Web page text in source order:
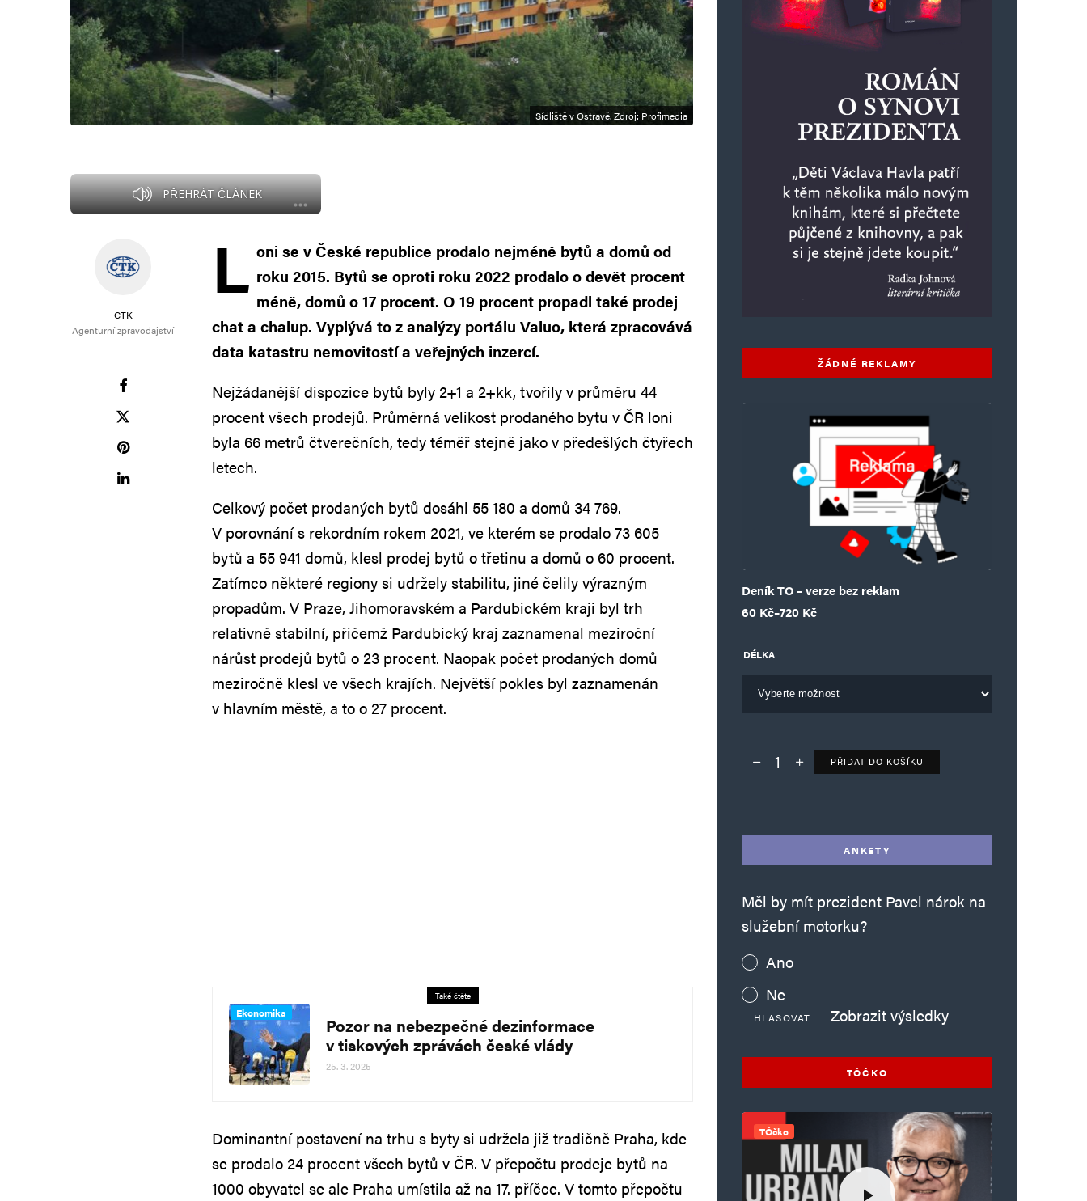
Sídliště v Ostravě. Zdroj: Profimedia
PŘEHRÁT ČLÁNEK
ČTK
Agenturní zpravodajství
L oni se v České republice prodalo nejméně bytů a domů od
roku 2015. Bytů se oproti roku 2022 prodalo o devět procent
méně, domů o 17 procent. O 19 procent propadl také prodej
chat a chalup. Vyplývá to z analýzy portálu Valuo, která zpracovává
data katastru nemovitostí a veřejných inzercí.
Nejžádanější dispozice bytů byly 2+1 a 2+kk, tvořily v průměru 44
procent všech prodejů. Průměrná velikost prodaného bytu v ČR loni
byla 66 metrů čtverečních, tedy téměř stejně jako v předešlých čtyřech
letech.
Celkový počet prodaných bytů dosáhl 55 180 a domů 34 769.
V porovnání s rekordním rokem 2021, ve kterém se prodalo 73 605
bytů a 55 941 domů, klesl prodej bytů o třetinu a domů o 60 procent.
Zatímco některé regiony si udržely stabilitu, jiné čelily výrazným
propadům. V Praze, Jihomoravském a Pardubickém kraji byl trh
relativně stabilní, přičemž Pardubický kraj zaznamenal meziroční
nárůst prodejů bytů o 23 procent. Naopak počet prodaných domů
meziročně klesl ve všech krajích. Největší pokles byl zaznamenán
v hlavním městě, a to o 27 procent.
Také čtěte
Ekonomika
Pozor na nebezpečné dezinformace
v tiskových zprávách české vlády
25. 3. 2025
Dominantní postavení na trhu s byty si udržela již tradičně Praha, kde
se prodalo 24 procent všech bytů v ČR. V přepočtu prodeje bytů na
1000 obyvatel se ale Praha umístila až na 17. příčce. V tomto přepočtu
ŽÁDNÉ REKLAMY
Deník TO – verze bez reklam
60 Kč–720 Kč
Rozpětí cen: 60 Kč až 720 Kč
DÉLKA
Deník TO – verze bez reklam množství
PŘIDAT DO KOŠÍKU
ANKETY
Měl by mít prezident Pavel nárok na
služební motorku?
Ano
Ne
HLASOVAT Zobrazit výsledky
TÓČKO
TÓčko